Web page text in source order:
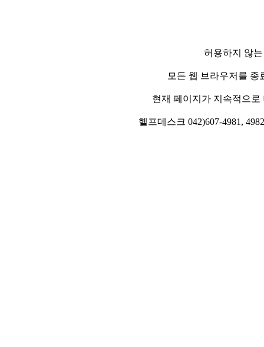
허용하지 않
모든 웹 브라우저를
현재 페이지가 지속적으
헬프데스크 042)607-4981,